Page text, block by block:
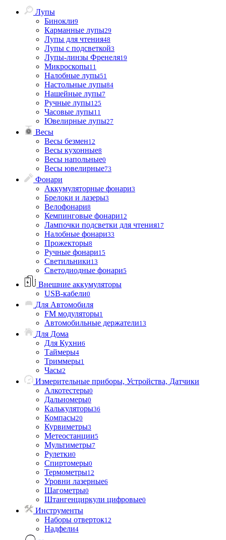
Лупы
Бинокли9
Карманные лупы29
Лупы для чтения48
Лупы с подсветкой3
Лупы-линзы Френеля19
Микроскопы11
Налобные лупы51
Настольные лупы84
Нашейные лупы7
Ручные лупы125
Часовые лупы11
Ювелирные лупы27
Весы
Весы безмен12
Весы кухонные8
Весы напольные0
Весы ювелирные73
Фонари
Аккумуляторные фонари3
Брелоки и лазеры3
Велофонари8
Кемпинговые фонари12
Лампочки подсветки для чтения17
Налобные фонари33
Прожекторы8
Ручные фонари15
Светильники13
Светодиодные фонари5
Внешние аккумуляторы
USB-кабели0
Для Автомобиля
FM модуляторы1
Автомобильные держатели13
Для Дома
Для Кухни6
Таймеры4
Триммеры1
Часы2
Измерительные приборы, Устройства, Датчики
Алкотестеры0
Дальномеры0
Калькуляторы36
Компасы20
Курвиметры3
Метеостанции5
Мультиметры7
Рулетки0
Спиртомеры0
Термометры12
Уровни лазерные6
Шагометры0
Штангенциркули цифровые0
Инструменты
Наборы отверток12
Надфели4